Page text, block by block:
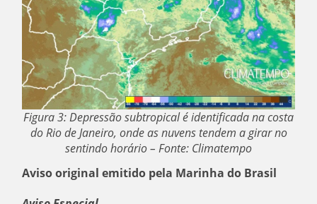
Figura 3: Depressão subtropical é identificada na costa
do Rio de Janeiro, onde as nuvens tendem a girar no
sentindo horário – Fonte: Climatempo
Aviso original emitido pela Marinha do Brasil